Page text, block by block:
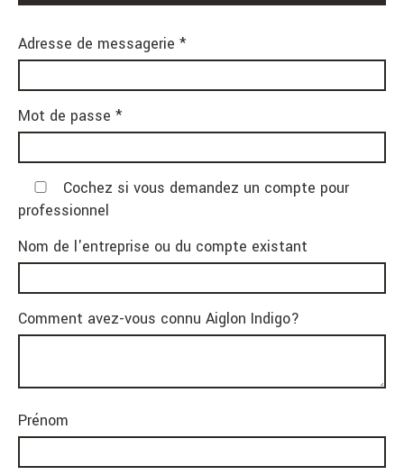
Adresse de messagerie *
Mot de passe *
Cochez si vous demandez un compte pour
professionnel
Nom de l'entreprise ou du compte existant
Comment avez-vous connu Aiglon Indigo?
Prénom